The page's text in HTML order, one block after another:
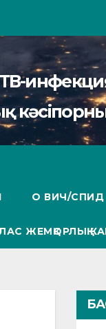
О ВИЧ/СПИД
ЖЕМҚОРЛЫҚ